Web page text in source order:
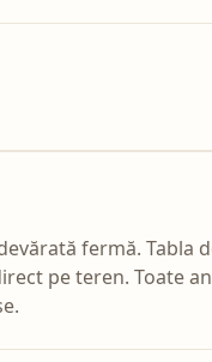
fermă.
pe teren. Toate